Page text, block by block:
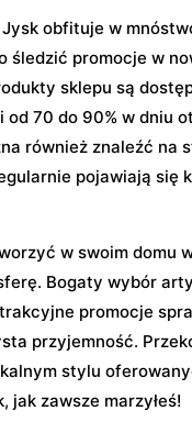
obfituje w
śledzić promocje w
sklepu są
od 70 do 90% w dniu
również znaleźć na
pojawiają się
w swoim domu
Bogaty wybór
promocje
przyjemność.
stylu
jak zawsze marzyłeś!